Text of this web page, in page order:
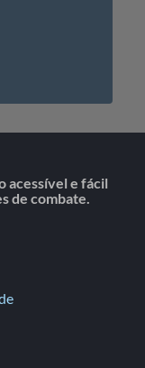
acessível e fácil
de combate.